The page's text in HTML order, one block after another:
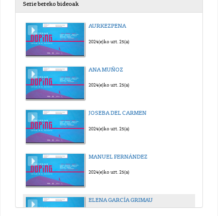
Serie bereko bideoak
AURKEZPENA
2024(e)ko urt. 25(a)
ANA MUÑOZ
2024(e)ko urt. 25(a)
JOSEBA DEL CARMEN
2024(e)ko urt. 25(a)
MANUEL FERNÁNDEZ
2024(e)ko urt. 25(a)
ELENA GARCÍA GRIMAU